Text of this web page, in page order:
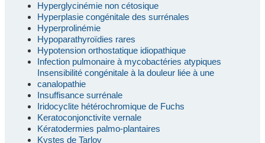
Hyperglycinémie non cétosique
Hyperplasie congénitale des surrénales
Hyperprolinémie
Hypoparathyroïdies rares
Hypotension orthostatique idiopathique
Infection pulmonaire à mycobactéries atypiques
Insensibilité congénitale à la douleur liée à une
canalopathie
Insuffisance surrénale
Iridocyclite hétérochromique de Fuchs
Keratoconjonctivite vernale
Kératodermies palmo-plantaires
Kystes de Tarlov